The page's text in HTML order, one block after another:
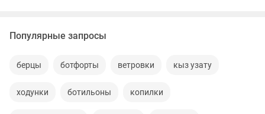
Популярные запросы
берцы ботфорты ветровки кыз узату
ходунки ботильоны копилки